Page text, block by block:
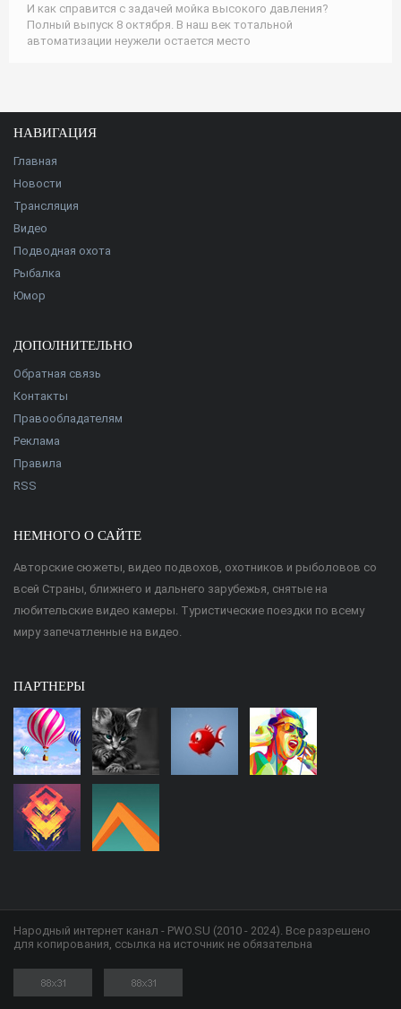
И как справится с задачей мойка высокого давления?
Полный выпуск 8 октября. В наш век тотальной
автоматизации неужели остается место
НАВИГАЦИЯ
Главная
Новости
Трансляция
Видео
Подводная охота
Рыбалка
Юмор
ДОПОЛНИТЕЛЬНО
Обратная связь
Контакты
Правообладателям
Реклама
Правила
RSS
НЕМНОГО О САЙТЕ
Авторские сюжеты, видео подвохов, охотников и рыболовов со
всей Страны, ближнего и дальнего зарубежья, снятые на
любительские видео камеры. Туристические поездки по всему
миру запечатленные на видео.
ПАРТНЕРЫ
Народный интернет канал - PWO.SU (2010 - 2024). Все разрешено
для копирования, ссылка на источник не обязательна